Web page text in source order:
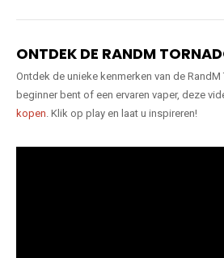
ONTDEK DE RANDM
Ontdek de unieke kenmerken van de RandM
beginner bent of een ervaren vaper, deze
kopen. Klik op play en laat u inspireren!